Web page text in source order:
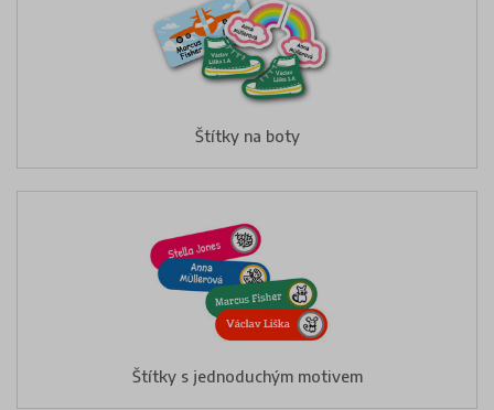
Štítky na boty
Štítky s jednoduchým motivem